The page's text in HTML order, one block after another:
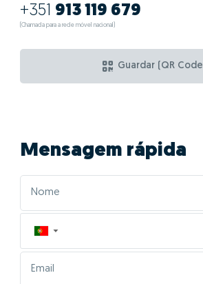
+351 913 119 679
(Chamada para a rede móvel nacional)
Guardar (QR Code)
Mensagem rápida
▼